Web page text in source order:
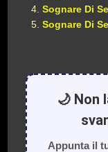
Sognare Di
Sognare Di
🌙 Non
Appunta il